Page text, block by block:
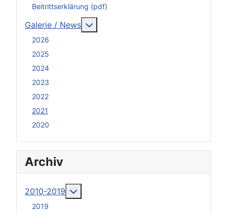
Beitrittserklärung (pdf)
Galerie / News
2026
2025
2024
2023
2022
2021
2020
Archiv
2010-2019
2019